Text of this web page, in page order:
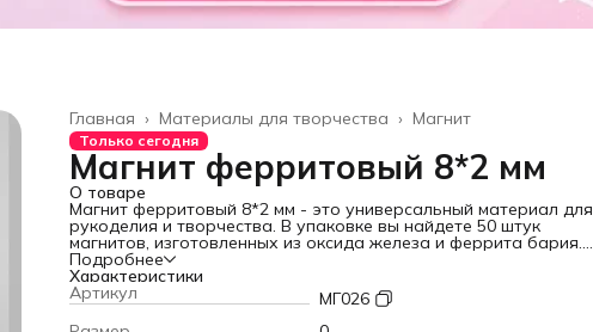
Магнит
Материалы для творчества ›
Главная ›
Только сегодня
Магнит ферритовый 8*2 мм
О товаре
Магнит ферритовый 8*2 мм - это универсальный материал для
рукоделия и творчества. В упаковке вы найдете 50 штук
магнитов, изготовленных из оксида железа и феррита бария.
Их компактный размер и прочная конструкция делают их
идеальным выбором для создания магнитов, поделок и
украшений. Подходит для сувенирных изделий. Эти магниты
станут отличным дополнением к школьным проектам.
Подробнее
Характеристики
Артикул
МГ026